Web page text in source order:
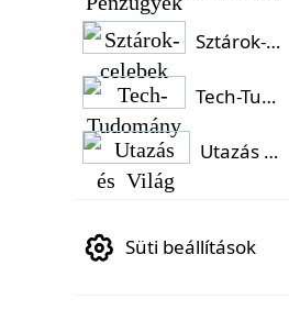
Sztárok-celebek
Tech-Tudomány
Utazás és Világ
Süti beállítások